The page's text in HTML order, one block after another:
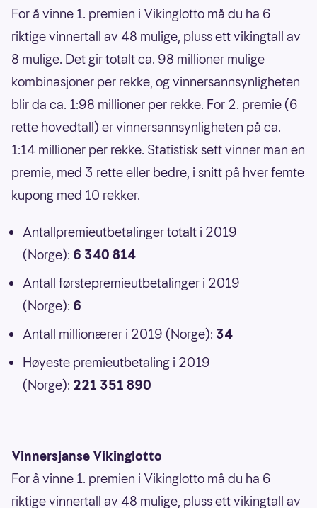
For å vinne 1. premien i Vikinglotto må du ha 6
riktige vinnertall av 48 mulige, pluss ett vikingtall av
8 mulige. Det gir totalt ca. 98 millioner mulige
kombinasjoner per rekke, og vinnersannsynligheten
blir da ca. 1:98 millioner per rekke. For 2. premie (6
rette hovedtall) er vinnersannsynligheten på ca.
1:14 millioner per rekke. Statistisk sett vinner man en
premie, med 3 rette eller bedre, i snitt på hver femte
kupong med 10 rekker.
Antallpremieutbetalinger totalt i 2019
(Norge): 6 340 814
Antall førstepremieutbetalinger i 2019
(Norge): 6
Antall millionærer i 2019 (Norge): 34
Høyeste premieutbetaling i 2019
(Norge): 221 351 890
Vinnersjanse Vikinglotto
For å vinne 1. premien i Vikinglotto må du ha 6
riktige vinnertall av 48 mulige, pluss ett vikingtall av